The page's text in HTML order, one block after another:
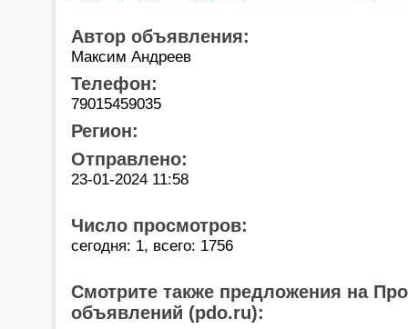
Автор объявления:
Максим Андреев
Телефон:
79015459035
Регион:
Отправлено:
23-01-2024 11:58
Число просмотров:
сегодня: 1, всего: 1756
Смотрите также предложения на
объявлений (pdo.ru):